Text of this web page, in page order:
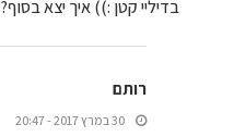
בדיליי קטן :)) איך יצא בסוף?
רותם
30 במרץ 2017 - 20:47